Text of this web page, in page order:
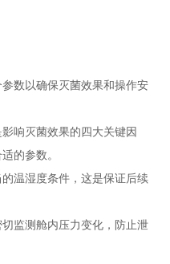
数以确保灭菌效果和操作安
响灭菌效果的四大关键因
的参数。
温湿度条件，这是保证后续
监测舱内压力变化，防止泄